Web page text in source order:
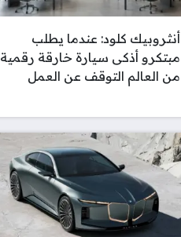
أنثروبيك كلود: عندما يطلب
مبتكرو أذكى سيارة خارقة رقمية
من العالم التوقف عن العمل